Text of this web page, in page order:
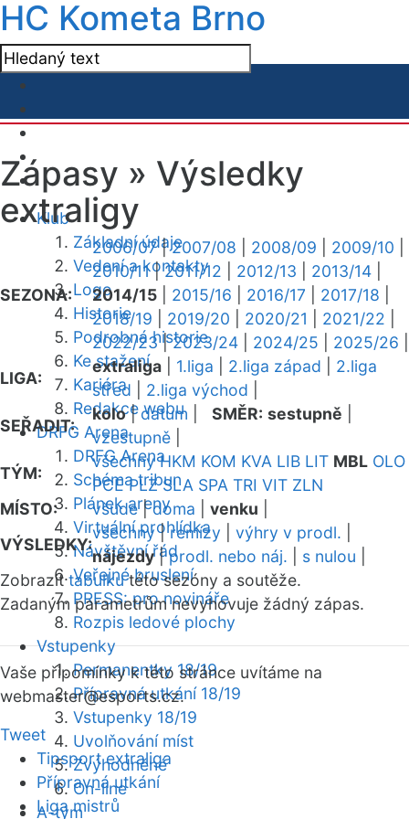
HC Kometa Brno
Klub
Základní údaje
Vedení a kontakty
Logo
Historie
Podrobná historie
Ke stažení
Kariéra
Redakce webu
DRFG Arena
DRFG Arena
Schéma tribun
Plánek areny
Virtuální prohlídka
Návštěvní řád
Veřejné bruslení
PRESS: pro novináře
Rozpis ledové plochy
Vstupenky
Permanentky 18/19
Přípravná utkání 18/19
Vstupenky 18/19
Uvolňování míst
Zvýhodněné
On-line
A-tým
Zápasy » Výsledky
extraligy
SEZONA:
2006/07|2007/08 2008/09 2009/10
2010/11|2011/12 2012/13 2013/14
2014/15
2015/16 2016/17 2017/18
2018/19
2019/20 2020/21 2021/22
2022/23|2023/24 2024/25 2025/26
LIGA:
extraliga 1.liga 2.liga západ
2.liga
střed
2.liga východ
SEŘADIT:
kolo|datum SMĚR: sestupně
vzestupně
TÝM:
všechny HKM KOM KVA LIB LIT MBL OLO
PCE PLZ SLA SPA TRI VIT ZLN
MÍSTO:
všude|doma venku
VÝSLEDKY:
všechny|remízy výhry v prodl.
nájezdy|prodl. nebo náj. s nulou
Zobrazittabulkutéto sezóny a soutěže.
Zadaným parametrům nevyhovuje žádný zápas.
Vaše připomínky k této stránce uvítáme na
webmaster@esports.cz.
Tweet
Tipsport extraliga
Přípravná utkání
Liga mistrů